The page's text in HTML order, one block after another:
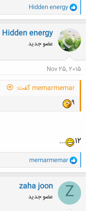
و
ا
ک
ن
ش
ه
ا
Hidden energy
Hidden energy
عضو جدید
Nov 25, 2015
memarmemar گفت:
9
12
...
و
ا
ک
ن
ش
ه
ا
memarmemar
Z
zaha joon
عضو جدید